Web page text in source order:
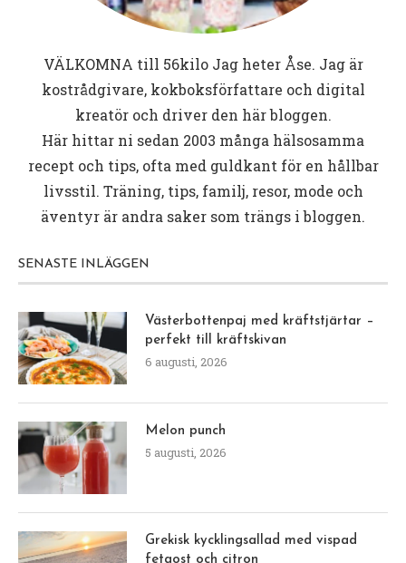
VÄLKOMNA till 56kiloJag heter Åse. Jag är
kostrådgivare, kokboksförfattare och digital
kreatör och driver den här bloggen.
Här hittar ni sedan 2003 många hälsosamma
recept och tips, ofta med guldkant för en hållbar
livsstil. Träning, tips, familj, resor, mode och
äventyr är andra saker som trängs i bloggen.
SENASTE INLÄGGEN
Västerbottenpaj med kräftstjärtar –
perfekt till kräftskivan
6 augusti, 2026
Melon punch
5 augusti, 2026
Grekisk kycklingsallad med vispad
fetaost och citron